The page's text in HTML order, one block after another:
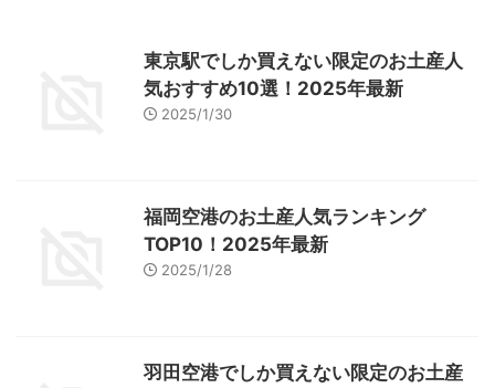
東京駅でしか買えない限定のお土産人
気おすすめ10選！2025年最新
2025/1/30
福岡空港のお土産人気ランキング
TOP10！2025年最新
2025/1/28
羽田空港でしか買えない限定のお土産